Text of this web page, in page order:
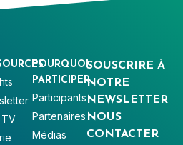
SOUSCRIRE À
NOTRE
NEWSLETTER
NOUS
CONTACTER
TV
POURQUOI
PARTICIPER
Participants
Partenaires
Médias